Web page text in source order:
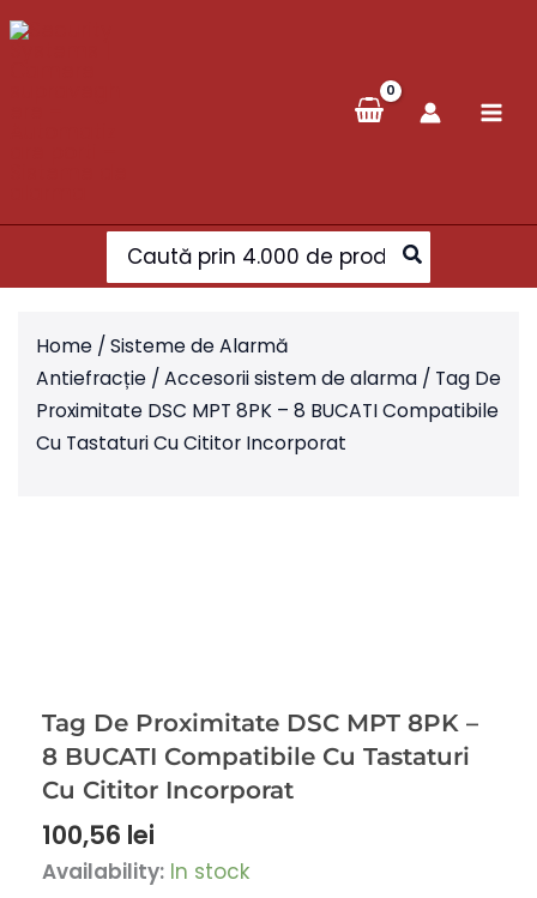
Skip
to
Search
for:
Home / Sisteme de Alarmă
Antiefracție / Accesorii sistem de alarma / Tag De
Proximitate DSC MPT 8PK – 8 BUCATI Compatibile
Cu Tastaturi Cu Cititor Incorporat
Tag De Proximitate DSC MPT 8PK –
8 BUCATI Compatibile Cu Tastaturi
Cu Cititor Incorporat
100,56 lei
Availability: In stock
Tag